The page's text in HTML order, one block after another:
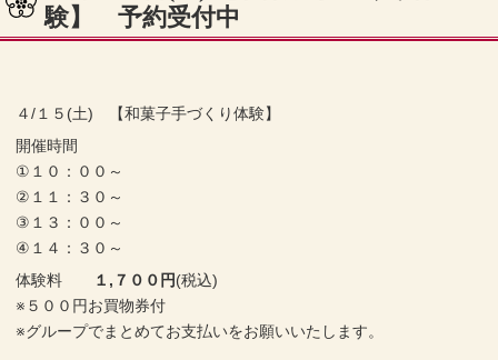
験】 予約受付中
４/１５(土) 【和菓子手づくり体験】
開催時間
①１０：００～
②１１：３０～
③１３：００～
④１４：３０～
体験料
１,７００円(税込)
※５００円お買物券付
※グループでまとめてお支払いをお願いいたします。